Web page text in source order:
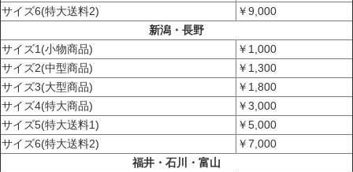
サイズ6(特大送料2)
￥9,000
新潟・長野
サイズ1(小物商品)
￥1,000
サイズ2(中型商品)
￥1,300
サイズ3(大型商品)
￥1,800
サイズ4(特大商品)
￥3,000
サイズ5(特大送料1)
￥5,000
サイズ6(特大送料2)
￥7,000
福井・石川・富山